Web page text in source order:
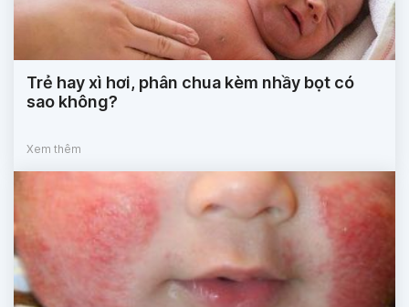
Trẻ hay xì hơi, phân chua kèm nhầy bọt có
sao không?
Xem thêm